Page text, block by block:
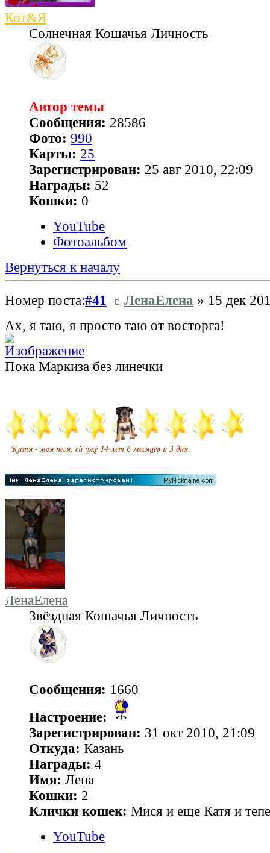
Кот&Я
Солнечная Кошачья Личность
Автор темы
Сообщения: 28586
Фото: 990
Карты: 25
Зарегистрирован: 25 авг 2010, 22:09
Награды: 52
Кошки: 0
YouTube
Фотоальбом
Вернуться к началу
Номер поста:#41 ЛенаЕлена » 15 дек
Ах, я таю, я просто таю от восторга!
Пока Маркиза без линечки
ЛенаЕлена
Звёздная Кошачья Личность
Сообщения: 1660
Настроение:
Зарегистрирован: 31 окт 2010, 21:09
Откуда: Казань
Награды: 4
Имя: Лена
Кошки: 2
Клички кошек: Мися и еще Катя и
YouTube